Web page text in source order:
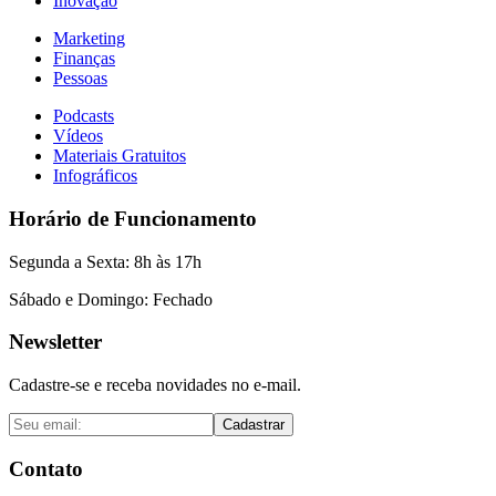
Marketing
Finanças
Pessoas
Podcasts
Vídeos
Materiais Gratuitos
Infográficos
Horário de Funcionamento
Segunda a Sexta: 8h às 17h
Sábado e Domingo: Fechado
Newsletter
Cadastre-se e receba novidades no e-mail.
Cadastrar
Contato